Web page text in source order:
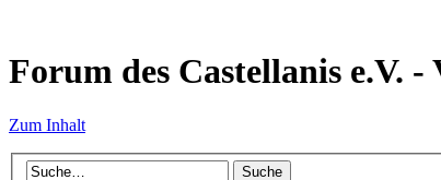
Forum des Castellanis e.V.
Zum Inhalt